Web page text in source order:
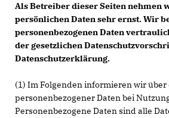
Als Betreiber dieser Seiten nehmen
persönlichen Daten sehr ernst. Wir
personenbezogenen Daten
der gesetzlichen
Datenschutzerklärung.
(1) Im Folgenden informieren wir
personenbezogener Daten bei
Personenbezogene Daten sind alle